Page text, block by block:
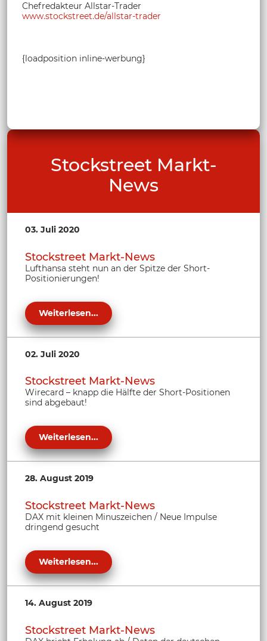
Chefredakteur Allstar-Trader
www.stockstreet.de/allstar-trader
{loadposition inline-werbung}
Stockstreet Markt-
News
03. Juli 2020
Stockstreet Markt-News
Lufthansa steht nun an der Spitze der Short-
Positionierungen!
Weiterlesen...
02. Juli 2020
Stockstreet Markt-News
Wirecard – knapp die Hälfte der Short-Positionen
sind abgebaut!
Weiterlesen...
28. August 2019
Stockstreet Markt-News
DAX mit kleinen Minuszeichen / Neue Impulse
dringend gesucht
Weiterlesen...
14. August 2019
Stockstreet Markt-News